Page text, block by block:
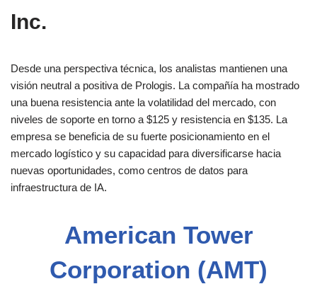
Inc.
Desde una perspectiva técnica, los analistas mantienen una
visión neutral a positiva de Prologis. La compañía ha mostrado
una buena resistencia ante la volatilidad del mercado, con
niveles de soporte en torno a $125 y resistencia en $135. La
empresa se beneficia de su fuerte posicionamiento en el
mercado logístico y su capacidad para diversificarse hacia
nuevas oportunidades, como centros de datos para
infraestructura de IA​.
American Tower
Corporation (AMT)